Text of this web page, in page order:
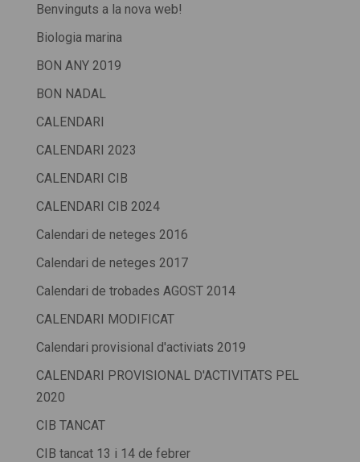
Benvinguts a la nova web!
Biologia marina
BON ANY 2019
BON NADAL
CALENDARI
CALENDARI 2023
CALENDARI CIB
CALENDARI CIB 2024
Calendari de neteges 2016
Calendari de neteges 2017
Calendari de trobades AGOST 2014
CALENDARI MODIFICAT
Calendari provisional d'activiats 2019
CALENDARI PROVISIONAL D'ACTIVITATS PEL
2020
CIB TANCAT
CIB tancat 13 i 14 de febrer